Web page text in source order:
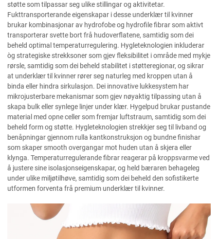
støtte som tilpassar seg ulike stillingar og aktivitetar.
Fukttransporterande eigenskapar i desse underklær til kvinner
brukar kombinasjonar av hydrofobe og hydrofile fibrar som aktivt
transporterar svette bort frå hudoverflatene, samtidig som dei
beheld optimal temperaturregulering. Hygleteknologien inkluderar
òg strategiske strekksoner som gjev fleksibilitet i område med mykje
rørsle, samtidig som dei beheld stabilitet i støtteregionar, og sikrar
at underklær til kvinner rører seg naturleg med kroppen utan å
binda eller hindra sirkulasjon. Dei innovative lukkesystem har
mikrojusterbare mekanismar som gjev nøyaktig tilpassing utan å
skapa bulk eller synlege linjer under klær. Hygelpud brukar pustande
material med opne celler som fremjar luftstraum, samtidig som dei
beheld form og støtte. Hygleteknologien strekkjer seg til livband og
benåpningar gjennom rulla kantkonstruksjon og bundne finishar
som skaper smooth overgangar mot huden utan å skjera eller
klynga. Temperaturregulerande fibrar reagerar på kroppsvarme ved
å justere sine isolasjonseigenskapar, og held bæraren behageleg
under ulike miljøtilhøve, samtidig som dei beheld den sofistikerte
utformen forventa frå premium underklær til kvinner.